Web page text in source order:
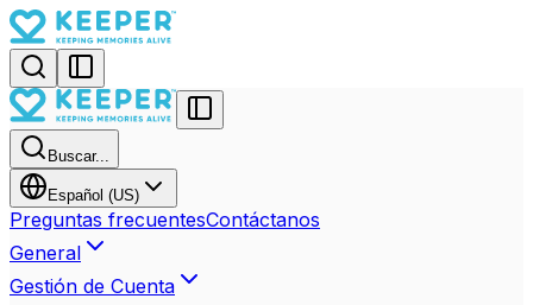
Buscar...
Español (US)
Preguntas frecuentesContáctanos
General
Gestión de Cuenta